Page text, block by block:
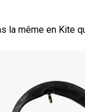
la même en Kite